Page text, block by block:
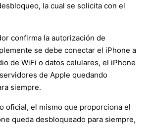
la cual se solicita con el
confirma la autorización de
se debe conectar el iPhone a
de WiFi o datos celulares, el iPhone
de Apple quedando
siempre.
oficial, el mismo que proporciona el
queda desbloqueado para siempre,